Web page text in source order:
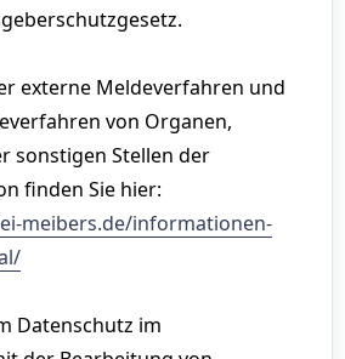
externe Meldeverfahren und
von Organen,
sonstigen Stellen der
finden Sie hier:
meibers.de/informationen-
Datenschutz im